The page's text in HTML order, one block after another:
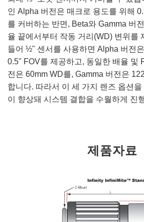
인 Alpha 버전은 매크로 용도를 위해
를 커버하는 반면, Beta와 Gamma 버
율 끝에서부터 작동 거리(WD) 변위를
들어 ½" 센서를 사용하면 Alpha 버전
0.5" FOV를 제공하고, 동일한 배율 및
전은 60mm WD를, Gamma 버전은
합니다. 따라서 이 세 가지 렌즈 옵션
이 향상돼 시스템 결합을 수월하게 진
제품자료